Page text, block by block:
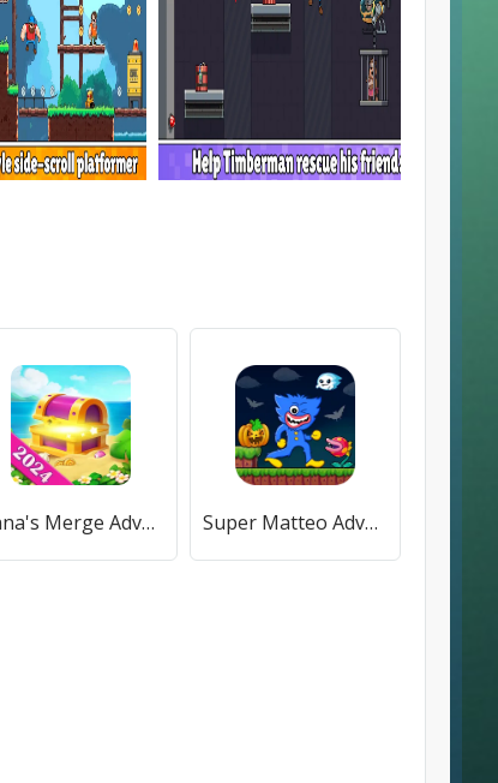
Anna's Merge Adventure [МОД Mega Pack] APK Android Super Matteo Adventure (упер Маттео Приключение) [МОД Много денег] APK Android